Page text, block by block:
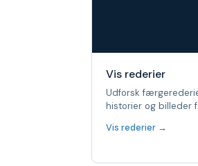
Vis rederier
Udforsk
historier og billeder
Vis rederier →